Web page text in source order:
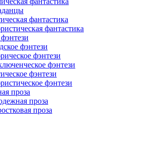
фантастика
фантастика
фэнтези
фэнтези
фэнтези
фэнтези
фэнтези
проза
проза
проза